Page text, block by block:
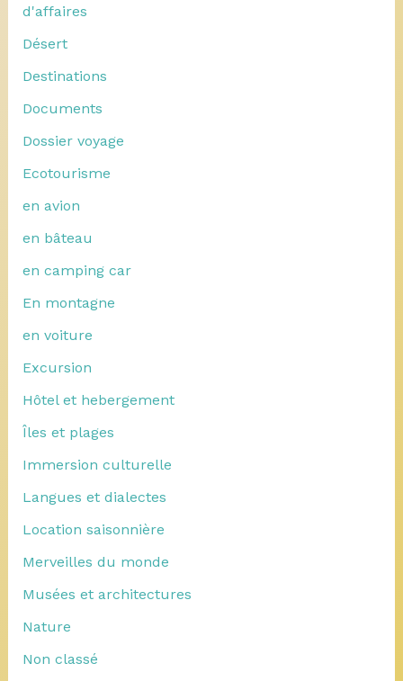
d'affaires
Désert
Destinations
Documents
Dossier voyage
Ecotourisme
en avion
en bâteau
en camping car
En montagne
en voiture
Excursion
Hôtel et hebergement
Îles et plages
Immersion culturelle
Langues et dialectes
Location saisonnière
Merveilles du monde
Musées et architectures
Nature
Non classé